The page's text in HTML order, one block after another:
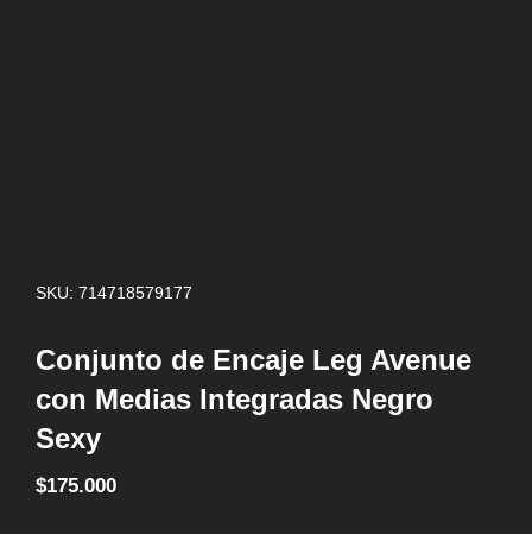
SKU: 714718579177
Conjunto de Encaje Leg Avenue
con Medias Integradas Negro
Sexy
$175.000